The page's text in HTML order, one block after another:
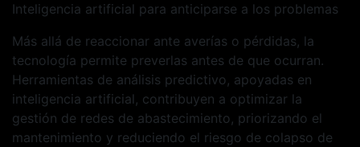
Inteligencia artificial para anticiparse a los problemas
Más allá de reaccionar ante averías o pérdidas, la
tecnología permite preverlas antes de que ocurran.
Herramientas de análisis predictivo, apoyadas en
inteligencia artificial, contribuyen a optimizar la
gestión de redes de abastecimiento, priorizando el
mantenimiento y reduciendo el riesgo de colapso de